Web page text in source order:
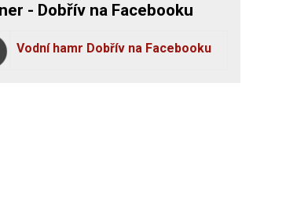
- Dobřív na Facebooku
Vodní hamr Dobřív na Facebooku